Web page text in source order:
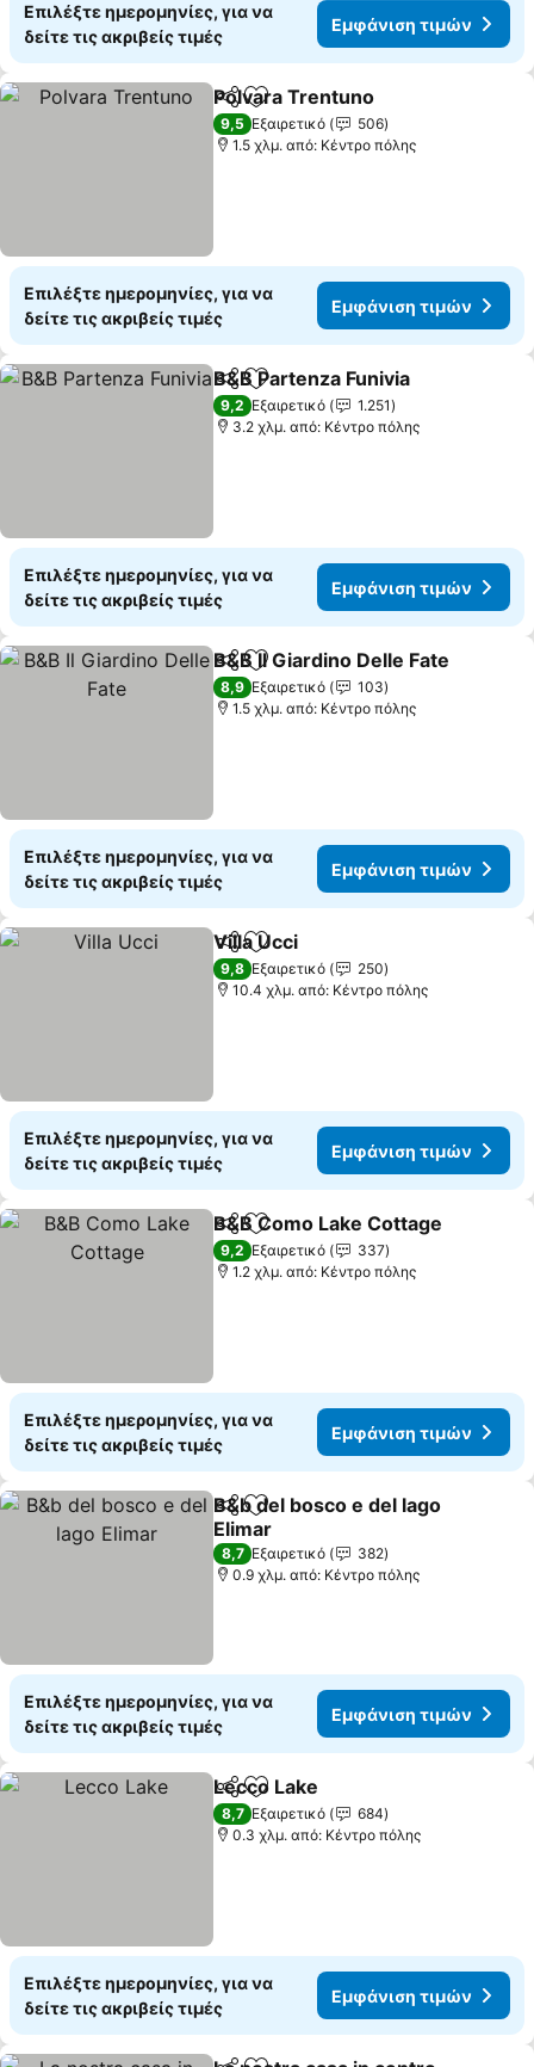
Επιλέξτε ημερομηνίες, για να
δείτε τις ακριβείς τιμές
Εμφάνιση τιμών
Κοινοποίηση
Προσθήκη στα αγαπημένα
Polvara Trentuno
9,5 Εξαιρετικό
506
1.5 χλμ. από: Κέντρο πόλης
Επιλέξτε ημερομηνίες, για να
δείτε τις ακριβείς τιμές
Εμφάνιση τιμών
Κοινοποίηση
Προσθήκη στα αγαπημένα
B&B Partenza Funivia
9,2 Εξαιρετικό
1.251
3.2 χλμ. από: Κέντρο πόλης
Επιλέξτε ημερομηνίες, για να
δείτε τις ακριβείς τιμές
Εμφάνιση τιμών
Κοινοποίηση
Προσθήκη στα αγαπημένα
B&B Il Giardino Delle Fate
8,9 Εξαιρετικό
103
1.5 χλμ. από: Κέντρο πόλης
Επιλέξτε ημερομηνίες, για να
δείτε τις ακριβείς τιμές
Εμφάνιση τιμών
Κοινοποίηση
Προσθήκη στα αγαπημένα
Villa Ucci
9,8 Εξαιρετικό
250
10.4 χλμ. από: Κέντρο πόλης
Επιλέξτε ημερομηνίες, για να
δείτε τις ακριβείς τιμές
Εμφάνιση τιμών
Κοινοποίηση
Προσθήκη στα αγαπημένα
B&B Como Lake Cottage
9,2 Εξαιρετικό
337
1.2 χλμ. από: Κέντρο πόλης
Επιλέξτε ημερομηνίες, για να
δείτε τις ακριβείς τιμές
Εμφάνιση τιμών
Κοινοποίηση
Προσθήκη στα αγαπημένα
B&b del bosco e del lago
Elimar
8,7 Εξαιρετικό
382
0.9 χλμ. από: Κέντρο πόλης
Επιλέξτε ημερομηνίες, για να
δείτε τις ακριβείς τιμές
Εμφάνιση τιμών
Κοινοποίηση
Προσθήκη στα αγαπημένα
Lecco Lake
8,7 Εξαιρετικό
684
0.3 χλμ. από: Κέντρο πόλης
Επιλέξτε ημερομηνίες, για να
δείτε τις ακριβείς τιμές
Εμφάνιση τιμών